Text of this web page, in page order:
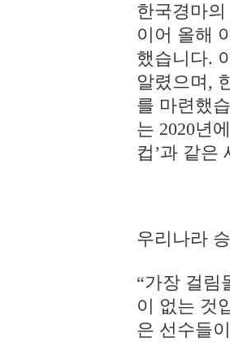
한국경마
이어 올해
했습니다.
알렸으며,
를 마련했
는 2020년
컵’과 같은
우리나라
“가장 걸림
이 없는 것
은 선수들